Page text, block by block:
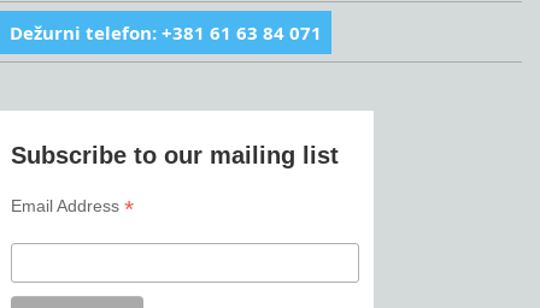
Dežurni telefon: +381 61 63 84 071
Subscribe to our mailing list
Email Address*